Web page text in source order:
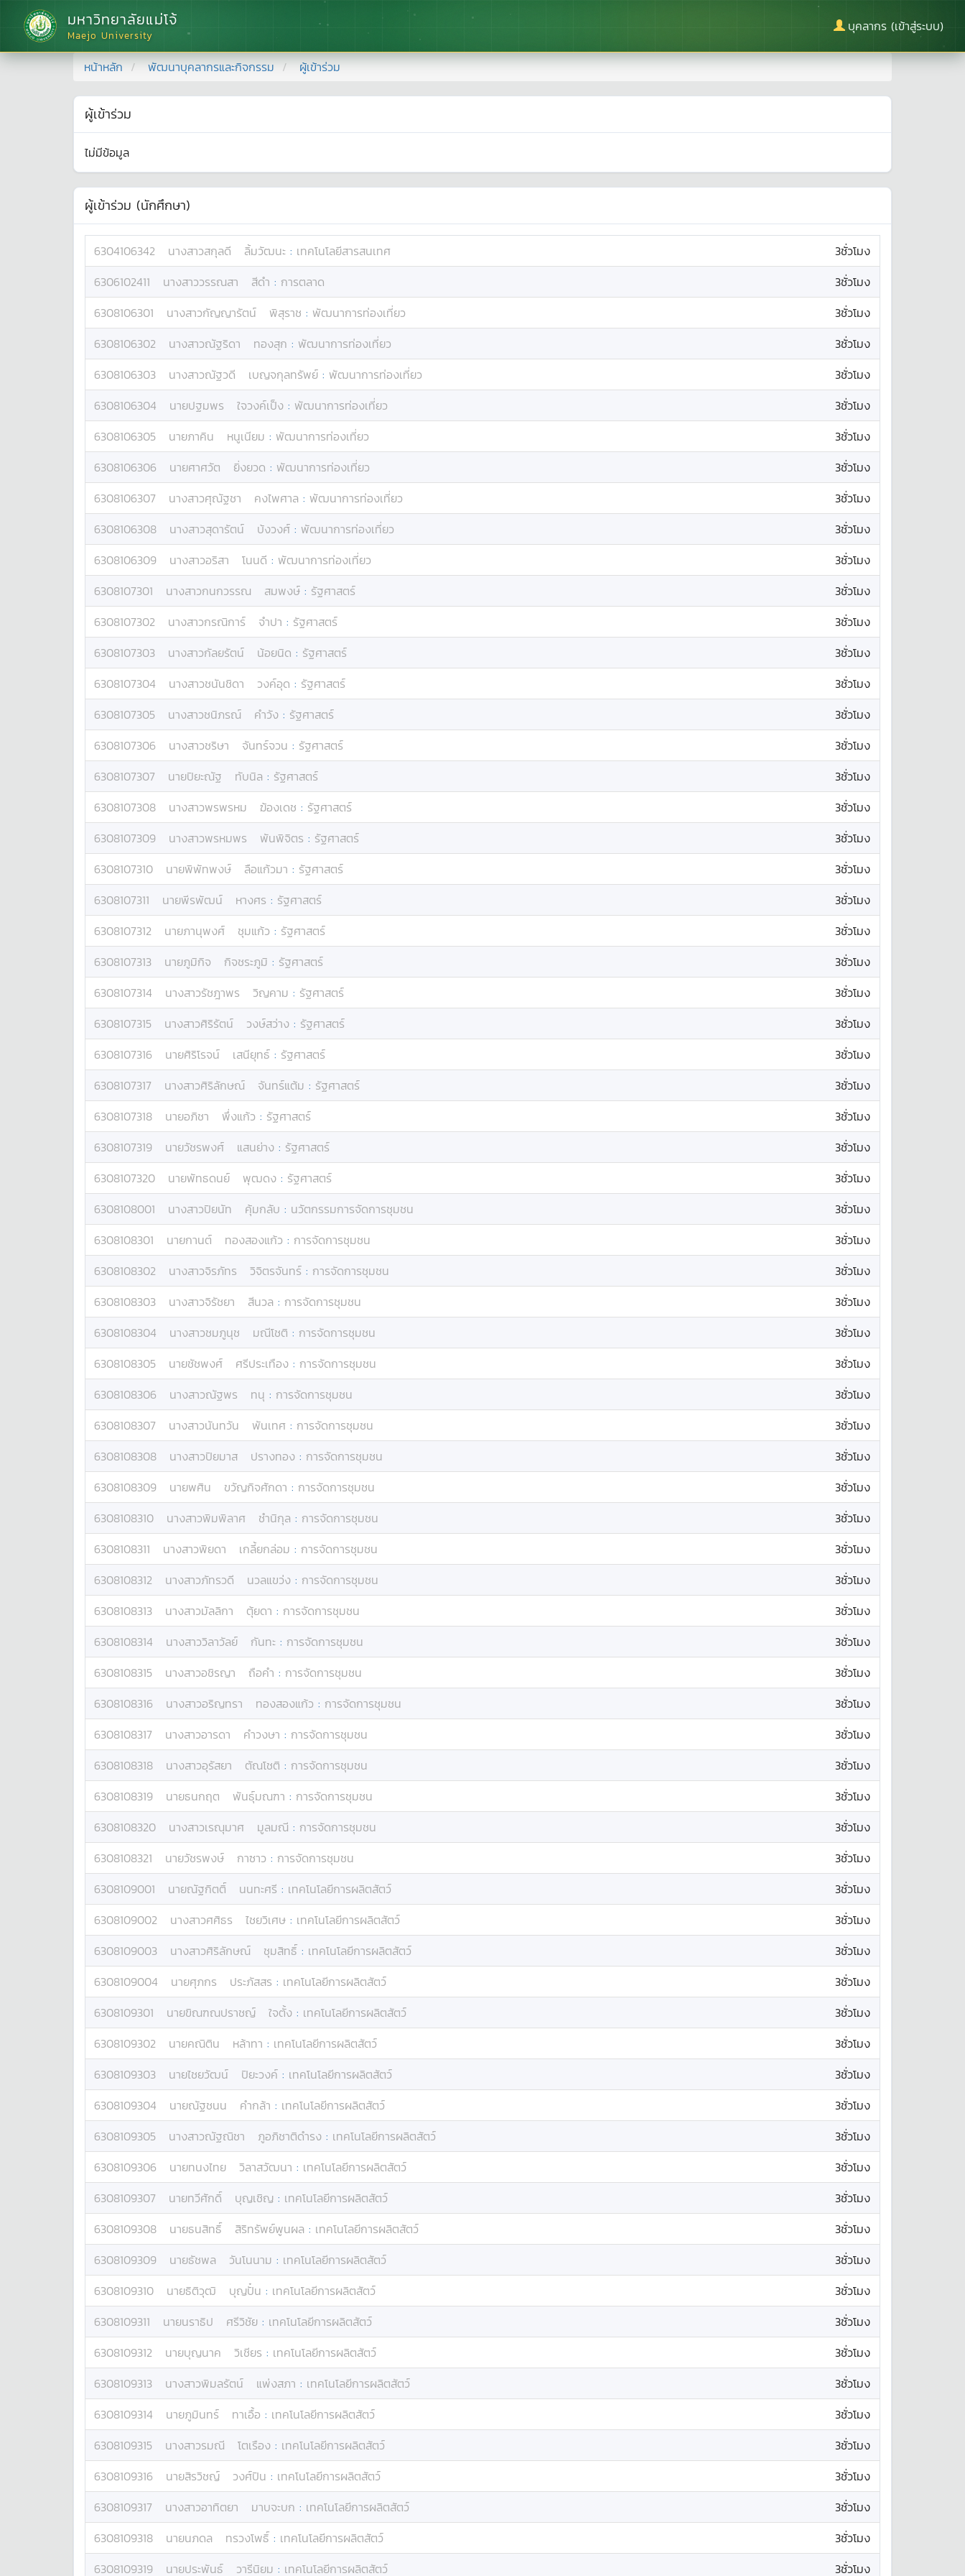
มหาวิทยาลัยแม่โจ้
Maejo University
บุคลากร (เข้าสู่ระบบ)
หน้าหลัก พัฒนาบุคลากรและกิจกรรม ผู้เข้าร่วม
ผู้เข้าร่วม
ไม่มีข้อมูล
ผู้เข้าร่วม (นักศึกษา)
6304106342 นางสาวสกุลดี ลิ้มวัฒนะ : เทคโนโลยีสารสนเทศ
3ชั่วโมง
6306102411
นางสาววรรณสา สีดำ : การตลาด
3ชั่วโมง
6308106301
นางสาวกัญญารัตน์ พิสุราช : พัฒนาการท่องเที่ยว
3ชั่วโมง
6308106302
นางสาวณัฐริดา ทองสุก : พัฒนาการท่องเที่ยว
3ชั่วโมง
6308106303
นางสาวณัฐวดี เบญจกุลทรัพย์ : พัฒนาการท่องเที่ยว
3ชั่วโมง
6308106304
นายปฐมพร ใจวงค์เป็ง : พัฒนาการท่องเที่ยว
3ชั่วโมง
6308106305
นายภาคิน หนูเนียม : พัฒนาการท่องเที่ยว
3ชั่วโมง
6308106306
นายศาศวัต ยิ่งยวด : พัฒนาการท่องเที่ยว
3ชั่วโมง
6308106307
นางสาวศุณัฐชา คงไพศาล : พัฒนาการท่องเที่ยว
3ชั่วโมง
6308106308
นางสาวสุดารัตน์ บ้งวงศ์ : พัฒนาการท่องเที่ยว
3ชั่วโมง
6308106309
นางสาวอริสา โนนดี : พัฒนาการท่องเที่ยว
3ชั่วโมง
6308107301
นางสาวกนกวรรณ สมพงษ์ : รัฐศาสตร์
3ชั่วโมง
6308107302
นางสาวกรณิการ์ จำปา : รัฐศาสตร์
3ชั่วโมง
6308107303
นางสาวกัลยรัตน์ น้อยนิด : รัฐศาสตร์
3ชั่วโมง
6308107304
นางสาวชนันชิดา วงค์อุด : รัฐศาสตร์
3ชั่วโมง
6308107305
นางสาวชนิภรณ์ คำวัง : รัฐศาสตร์
3ชั่วโมง
6308107306
นางสาวชริษา จันทร์จวน : รัฐศาสตร์
3ชั่วโมง
6308107307
นายปิยะณัฐ ทับนิล : รัฐศาสตร์
3ชั่วโมง
6308107308
นางสาวพรพรหม ฆ้องเดช : รัฐศาสตร์
3ชั่วโมง
6308107309
นางสาวพรหมพร พันพิจิตร : รัฐศาสตร์
3ชั่วโมง
6308107310
นายพิพัทพงษ์ ลือแก้วมา : รัฐศาสตร์
3ชั่วโมง
6308107311
นายพีรพัฒน์ หางศร : รัฐศาสตร์
3ชั่วโมง
6308107312
นายภานุพงศ์ ชุมแก้ว : รัฐศาสตร์
3ชั่วโมง
6308107313
นายภูมิกิจ กิจชระภูมิ : รัฐศาสตร์
3ชั่วโมง
6308107314
นางสาวรัชฎาพร วิญคาม : รัฐศาสตร์
3ชั่วโมง
6308107315
นางสาวศิริรัตน์ วงษ์สว่าง : รัฐศาสตร์
3ชั่วโมง
6308107316
นายศิริโรจน์ เสนียุทธ์ : รัฐศาสตร์
3ชั่วโมง
6308107317
นางสาวศิริลักษณ์ จันทร์แต้ม : รัฐศาสตร์
3ชั่วโมง
6308107318
นายอภิชา พึ่งแก้ว : รัฐศาสตร์
3ชั่วโมง
6308107319
นายวัชรพงศ์ แสนย่าง : รัฐศาสตร์
3ชั่วโมง
6308107320
นายพัทธดนย์ พุฒดง : รัฐศาสตร์
3ชั่วโมง
6308108001
นางสาวปิยนัท คุ้มกลับ : นวัตกรรมการจัดการชุมชน
3ชั่วโมง
6308108301
นายกานต์ ทองสองแก้ว : การจัดการชุมชน
3ชั่วโมง
6308108302
นางสาวจิรภัทร วิจิตรจันทร์ : การจัดการชุมชน
3ชั่วโมง
6308108303
นางสาวจิรัชยา สีนวล : การจัดการชุมชน
3ชั่วโมง
6308108304
นางสาวชมภูนุช มณีโชติ : การจัดการชุมชน
3ชั่วโมง
6308108305
นายชัชพงศ์ ศรีประเทือง : การจัดการชุมชน
3ชั่วโมง
6308108306
นางสาวณัฐพร ทนุ : การจัดการชุมชน
3ชั่วโมง
6308108307
นางสาวนันทวัน พันเทศ : การจัดการชุมชน
3ชั่วโมง
6308108308
นางสาวปิยมาส ปรางทอง : การจัดการชุมชน
3ชั่วโมง
6308108309
นายพศิน ขวัญกิจศักดา : การจัดการชุมชน
3ชั่วโมง
6308108310
นางสาวพิมพิลาศ ชำนิกุล : การจัดการชุมชน
3ชั่วโมง
6308108311
นางสาวพิยดา เกลี้ยกล่อม : การจัดการชุมชน
3ชั่วโมง
6308108312
นางสาวภัทรวดี นวลแขว่ง : การจัดการชุมชน
3ชั่วโมง
6308108313
นางสาวมัลลิกา ตุ้ยดา : การจัดการชุมชน
3ชั่วโมง
6308108314
นางสาววิลาวัลย์ กันทะ : การจัดการชุมชน
3ชั่วโมง
6308108315
นางสาวอชิรญา ถือคํา : การจัดการชุมชน
3ชั่วโมง
6308108316
นางสาวอริญทรา ทองสองแก้ว : การจัดการชุมชน
3ชั่วโมง
6308108317
นางสาวอารดา คำวงษา : การจัดการชุมชน
3ชั่วโมง
6308108318
นางสาวอุรัสยา ตัณโชติ : การจัดการชุมชน
3ชั่วโมง
6308108319
นายธนกฤต พันธุ์มณฑา : การจัดการชุมชน
3ชั่วโมง
6308108320
นางสาวเรณุมาศ มูลมณี : การจัดการชุมชน
3ชั่วโมง
6308108321
นายวัชรพงษ์ กาซาว : การจัดการชุมชน
3ชั่วโมง
6308109001
นายณัฐกิตติ์ นนทะศรี : เทคโนโลยีการผลิตสัตว์
3ชั่วโมง
6308109002
นางสาวศศิธร ไชยวิเศษ : เทคโนโลยีการผลิตสัตว์
3ชั่วโมง
6308109003
นางสาวศิริลักษณ์ ชุมสิทธิ์ : เทคโนโลยีการผลิตสัตว์
3ชั่วโมง
6308109004
นายศุภกร ประภัสสร : เทคโนโลยีการผลิตสัตว์
3ชั่วโมง
6308109301
นายขิณฑณปราชญ์ ใจตั้ง : เทคโนโลยีการผลิตสัตว์
3ชั่วโมง
6308109302
นายคณิติน หล้าทา : เทคโนโลยีการผลิตสัตว์
3ชั่วโมง
6308109303
นายไชยวัฒน์ ปิยะวงค์ : เทคโนโลยีการผลิตสัตว์
3ชั่วโมง
6308109304
นายณัฐชนน คำกล้า : เทคโนโลยีการผลิตสัตว์
3ชั่วโมง
6308109305
นางสาวณัฐณิชา ภูอภิชาติดำรง : เทคโนโลยีการผลิตสัตว์
3ชั่วโมง
6308109306
นายทนงไทย วิลาสวัฒนา : เทคโนโลยีการผลิตสัตว์
3ชั่วโมง
6308109307
นายทวีศักดิ์ บุญเชิญ : เทคโนโลยีการผลิตสัตว์
3ชั่วโมง
6308109308
นายธนสิทธิ์ สิริทรัพย์พูนผล : เทคโนโลยีการผลิตสัตว์
3ชั่วโมง
6308109309
นายธัชพล วันโนนาม : เทคโนโลยีการผลิตสัตว์
3ชั่วโมง
6308109310
นายธิติวุฒิ บุญปั๋น : เทคโนโลยีการผลิตสัตว์
3ชั่วโมง
6308109311
นายนราธิป ศรีวิชัย : เทคโนโลยีการผลิตสัตว์
3ชั่วโมง
6308109312
นายบุญนาค วิเชียร : เทคโนโลยีการผลิตสัตว์
3ชั่วโมง
6308109313
นางสาวพิมลรัตน์ แพ่งสภา : เทคโนโลยีการผลิตสัตว์
3ชั่วโมง
6308109314
นายภูมินทร์ ทาเอื้อ : เทคโนโลยีการผลิตสัตว์
3ชั่วโมง
6308109315
นางสาวรมณี โตเรือง : เทคโนโลยีการผลิตสัตว์
3ชั่วโมง
6308109316
นายสิรวิชญ์ วงศ์ปิน : เทคโนโลยีการผลิตสัตว์
3ชั่วโมง
6308109317
นางสาวอาทิตยา มาบจะบก : เทคโนโลยีการผลิตสัตว์
3ชั่วโมง
6308109318
นายนภดล ทรวงโพธิ์ : เทคโนโลยีการผลิตสัตว์
3ชั่วโมง
6308109319
นายประพันธ์ วารีนิยม : เทคโนโลยีการผลิตสัตว์ 3ชั่วโมง